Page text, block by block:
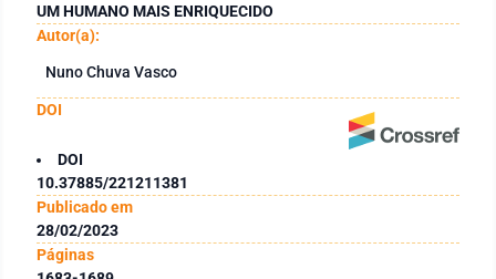
UM HUMANO MAIS ENRIQUECIDO
Autor(a):
Nuno Chuva Vasco
DOI
DOI
10.37885/221211381
Publicado em
28/02/2023
Páginas